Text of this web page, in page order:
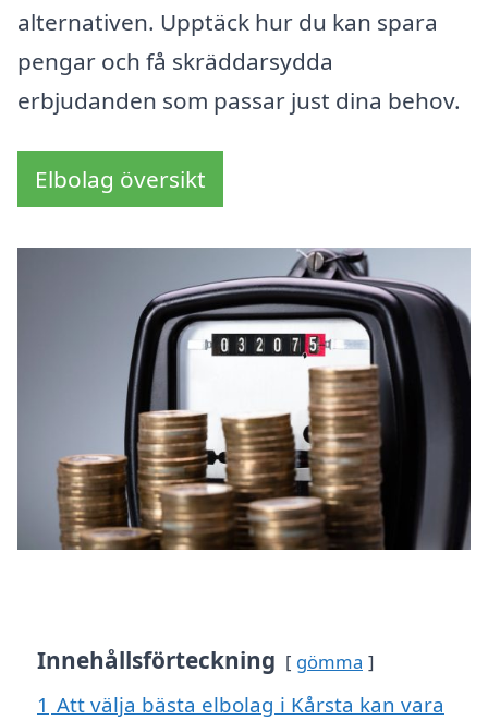
alternativen. Upptäck hur du kan spara
pengar och få skräddarsydda
erbjudanden som passar just dina behov.
Elbolag översikt
Innehållsförteckning gömma
1 Att välja bästa elbolag i Kårsta kan vara